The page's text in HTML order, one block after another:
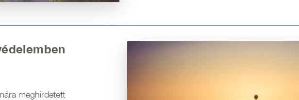
meghirdetett